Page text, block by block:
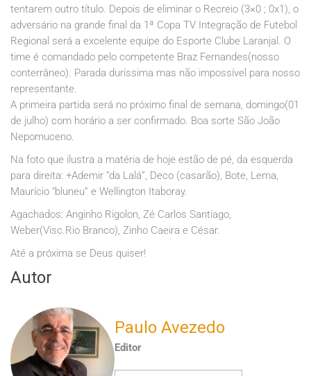
tentarem outro título. Depois de eliminar o Recreio (3×0 ; 0x1), o
adversário na grande final da 1ª Copa TV Integração de Futebol
Regional será a excelente equipe do Esporte Clube Laranjal. O
time é comandado pelo competente Braz Fernandes(nosso
conterrâneo). Parada duríssima mas não impossível para nosso
representante.
A primeira partida será no próximo final de semana, domingo(01
de julho) com horário a ser confirmado. Boa sorte São João
Nepomuceno.
Na foto que ilustra a matéria de hoje estão de pé, da esquerda
para direita: +Ademir “da Lalá”, Deco (casarão), Bote, Lema,
Maurício “bluneu” e Wellington Itaboray.
Agachados: Anginho Rigolon, Zé Carlos Santiago,
Weber(Visc.Rio Branco), Zinho Caeira e César.
Até a próxima se Deus quiser!
Autor
Paulo Avezedo
Editor